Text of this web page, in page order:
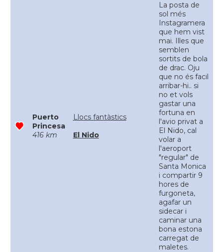
Puerto
Princesa
416 km
Llocs fantàstics
El Nido
La posta de
sol més
Instagramera
que hem vist
mai. Illes que
semblen
sortits de bola
de drac. Oju
que no és facil
arribar-hi.. si
no et vols
gastar una
fortuna en
l'avio privat a
El Nido, cal
volar a
l'aeroport
"regular" de
Santa Monica
i compartir 9
hores de
furgoneta,
agafar un
sidecar i
caminar una
bona estona
carregat de
maletes.